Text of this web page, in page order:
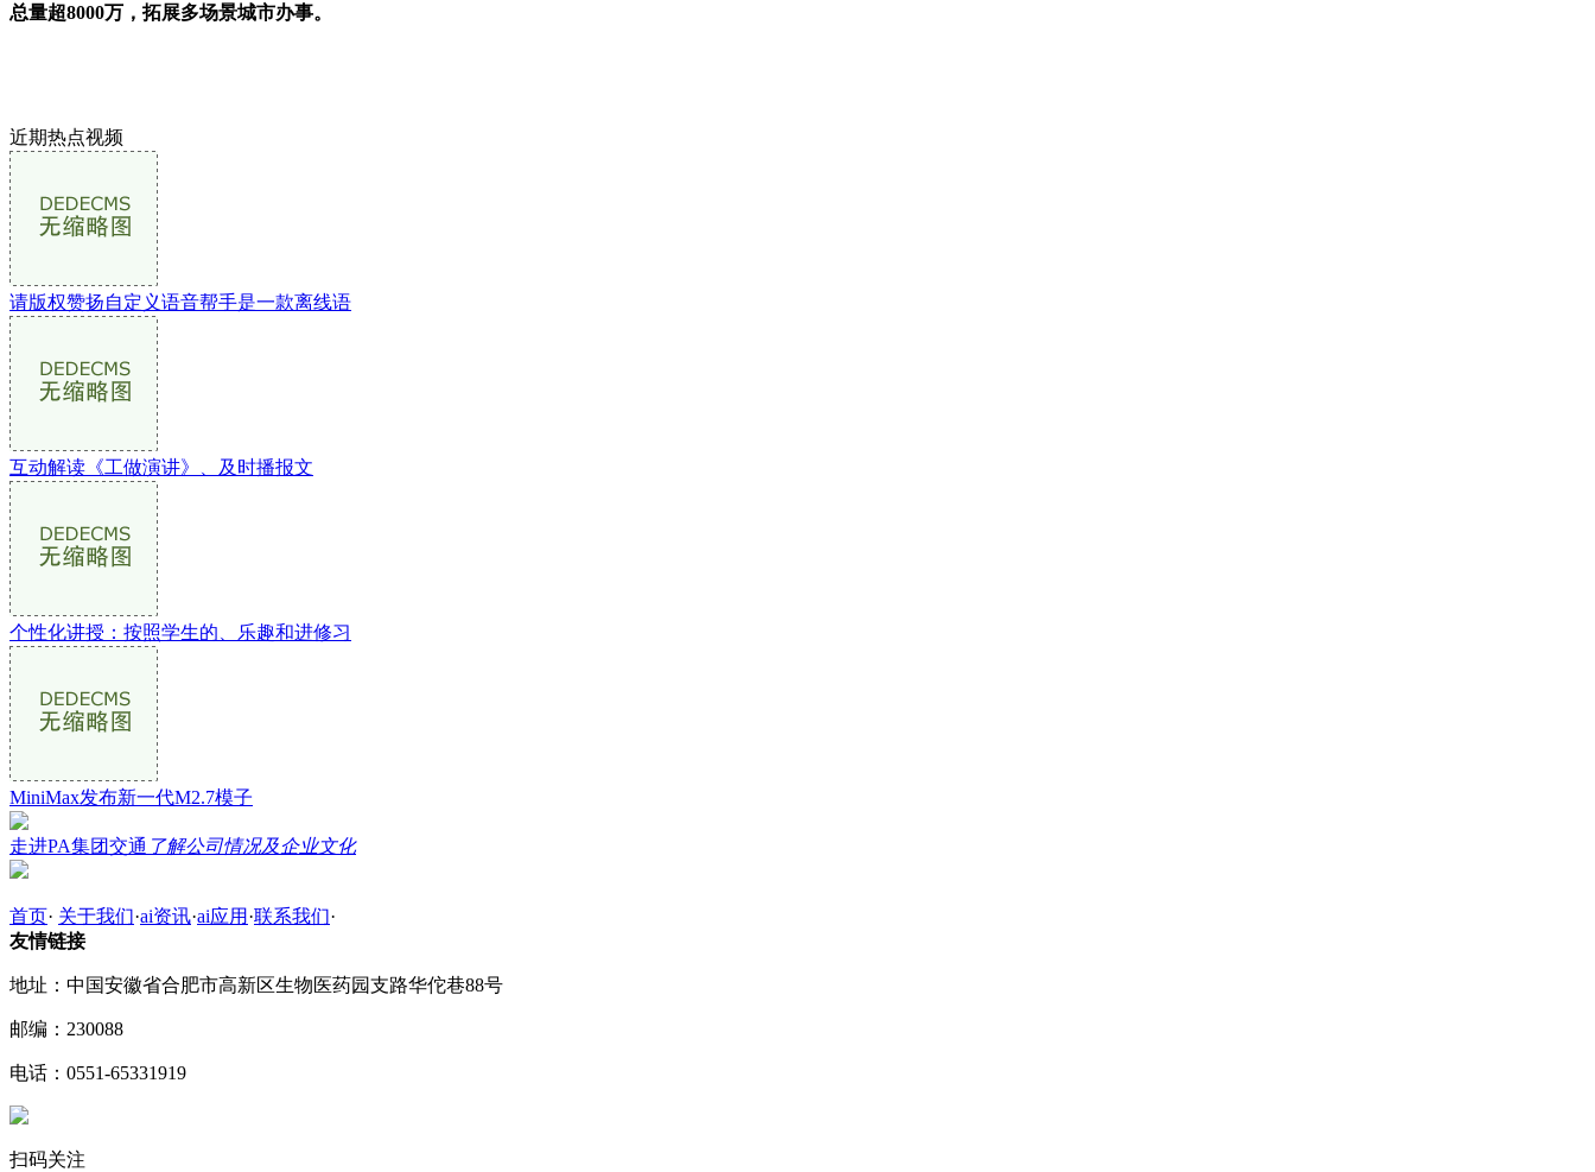
总量超8000万，拓展多场景城市办事。
近期热点视频
请版权赞扬自定义语音帮手是一款离线语
互动解读《工做演讲》、及时播报文
个性化讲授：按照学生的、乐趣和进修习
MiniMax发布新一代M2.7模子
走进PA集团交通 了解公司情况及企业文化
首页· 关于我们·ai资讯·ai应用 ·联系我们·
友情链接
地址：中国安徽省合肥市高新区生物医药园支路华佗巷88号
邮编：230088
电话：0551-65331919
扫码关注